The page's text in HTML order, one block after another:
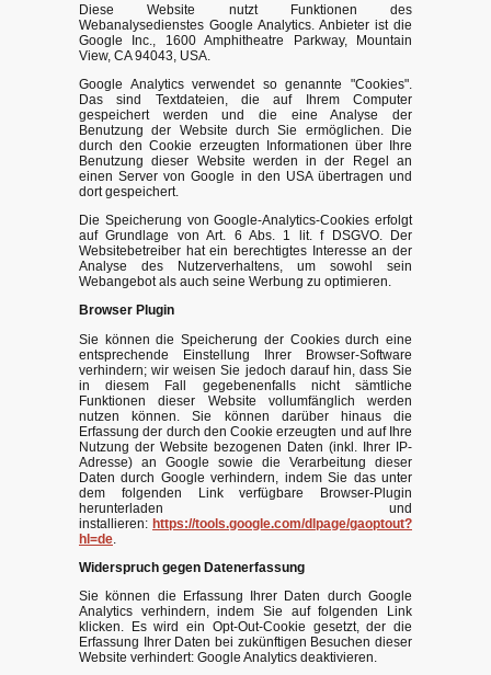
Diese Website nutzt Funktionen des
Webanalysedienstes Google Analytics. Anbieter ist die
Google Inc., 1600 Amphitheatre Parkway, Mountain
View, CA 94043, USA.
Google Analytics verwendet so genannte "Cookies".
Das sind Textdateien, die auf Ihrem Computer
gespeichert werden und die eine Analyse der
Benutzung der Website durch Sie ermöglichen. Die
durch den Cookie erzeugten Informationen über Ihre
Benutzung dieser Website werden in der Regel an
einen Server von Google in den USA übertragen und
dort gespeichert.
Die Speicherung von Google-Analytics-Cookies erfolgt
auf Grundlage von Art. 6 Abs. 1 lit. f DSGVO. Der
Websitebetreiber hat ein berechtigtes Interesse an der
Analyse des Nutzerverhaltens, um sowohl sein
Webangebot als auch seine Werbung zu optimieren.
Browser Plugin
Sie können die Speicherung der Cookies durch eine
entsprechende Einstellung Ihrer Browser-Software
verhindern; wir weisen Sie jedoch darauf hin, dass Sie
in diesem Fall gegebenenfalls nicht sämtliche
Funktionen dieser Website vollumfänglich werden
nutzen können. Sie können darüber hinaus die
Erfassung der durch den Cookie erzeugten und auf Ihre
Nutzung der Website bezogenen Daten (inkl. Ihrer IP-
Adresse) an Google sowie die Verarbeitung dieser
Daten durch Google verhindern, indem Sie das unter
dem folgenden Link verfügbare Browser-Plugin
herunterladen und
installieren: https://tools.google.com/dlpage/gaoptout?
hl=de
Widerspruch gegen Datenerfassung
Sie können die Erfassung Ihrer Daten durch Google
Analytics verhindern, indem Sie auf folgenden Link
klicken. Es wird ein Opt-Out-Cookie gesetzt, der die
Erfassung Ihrer Daten bei zukünftigen Besuchen dieser
Website verhindert: Google Analytics deaktivieren.